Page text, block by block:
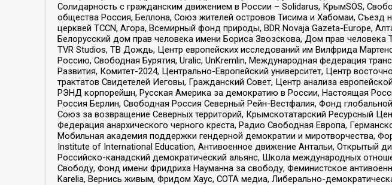
Солидарность с гражданским движением в России – Solidarus, КрымSOS,
общества Россия, Беллона, Союз жителей островов Тисима и Хабомаи,
церквей TCCN, Агора, Всемирный фонд природы, BDR Novaja Gazeta-Europe,
Белорусский дом прав человека имени Бориса Звозскова, Дом прав
TVR Studios, ТВ Дождь, Центр европейских исследований им Вилфрида
Россию, Свободная Бурятия, Uralic, UnKremlin, Международная федерация
Развития, Комитет-2024, Центрально-Европейский университет, Центр
трактатов Свидетелей Иеговы, Гражданский Совет, Центр анализа
РЭНД корпорейшн, Русская Америка за демократию в России, Настоящая
Россия Берлин, Свободная Россия Северный Рейн-Вестфалия, Фонд
Союз за возвращение Северных территорий, Крымскотатарский Ресурсный
Федерация анархического черного креста, Радио Свободная Европа,
Мобильная академия поддержки гендерной демократии и миротворчества,
Institute of International Education, Антивоенное движение Антальи, Открытый
Российско-канадский демократический альянс, Школа международных
Свободу, Фонд имени Фридриха Науманна за свободу, Феминистское
Karelia, Вернись живым, Фридом Хаус, СОТА медиа, Либерально-